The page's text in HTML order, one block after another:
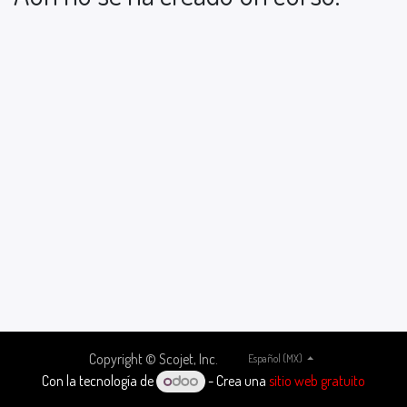
Copyright © Scojet, Inc. Español (MX)
Con la tecnología de - Crea unasitio web gratuito